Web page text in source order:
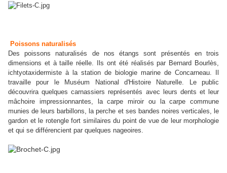
Poissons naturalisés
Des poissons naturalisés de nos étangs sont présentés en trois
dimensions et à taille réelle.
Ils ont été réalisés par Bernard Bourlès,
ichtyotaxidermiste à la station de biologie marine de Concarneau. Il
travaille pour le Muséum National d'Histoire Naturelle. Le public
découvrira quelques carnassiers représentés avec leurs dents et leur
mâchoire impressionnantes, la carpe miroir ou la carpe commune
munies de leurs barbillons, la perche et ses bandes noires verticales, le
gardon et le rotengle fort similaires du point de vue de leur morphologie
et qui se différencient par quelques nageoires.